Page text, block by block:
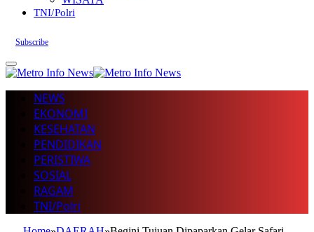
TNI/Polri
Subscribe
NEWS
EKONOMI
KESEHATAN
PENDIDIKAN
PERISTIWA
SOSIAL
RAGAM
TNI/Polri